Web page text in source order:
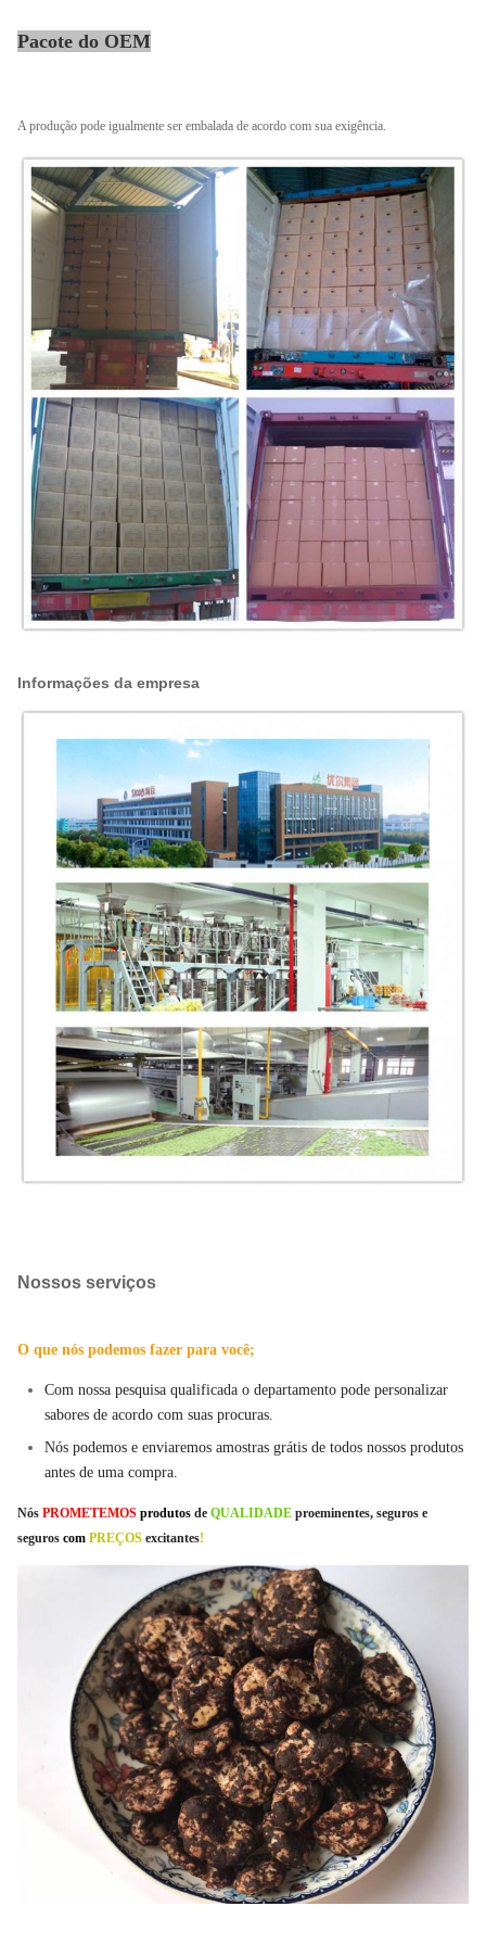
Pacote do OEM
A produção pode igualmente ser embalada de acordo com sua exigência.
Informações da empresa
Nossos serviços
O que nós podemos fazer para você;
Com nossa pesquisa qualificada o departamento pode personalizar
sabores de acordo com suas procuras.
Nós podemos e enviaremos amostras grátis de todos nossos produtos
antes de uma compra.
Nós PROMETEMOS produtos de QUALIDADE proeminentes, seguros e
seguros com PREÇOS excitantes!